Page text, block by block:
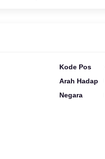
Kode Pos
Arah Hadap
Negara